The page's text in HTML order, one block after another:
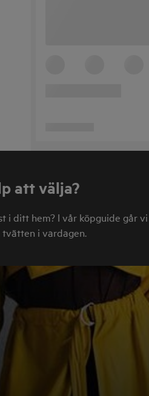
att välja?
i ditt hem? I vår köpguide går
i vardagen.